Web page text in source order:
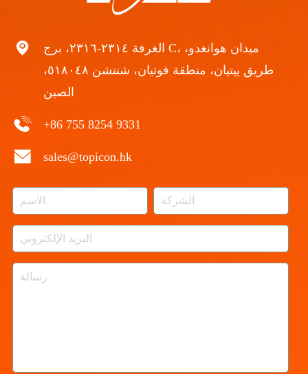
الغرفة ٢٣١٤-٢٣١٦، برج C، ميدان هوانغدو،
طريق ييتيان، منطقة فوتيان، شنتشن ٥١٨٠٤٨،
الصين
+86 755 8254 9331
sales@topicon.hk